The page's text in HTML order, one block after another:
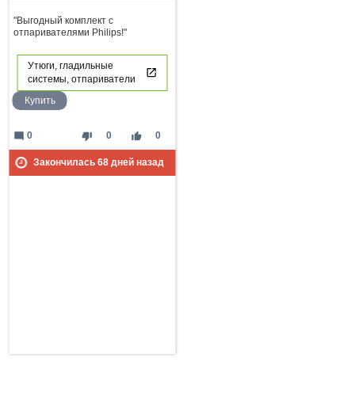
"Выгодный комплект с
отпаривателями Philips!"
Утюги, гладильные
системы, отпариватели
Купить
thumb_down 0 thumb_up 0
mode_comment 0
Закончилась 68дней назад